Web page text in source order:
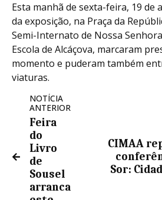
Esta manhã de sexta-feira, 19 de
da exposição, na Praça da
Semi-Internato de Nossa
Escola de Alcáçova, marcaram
momento e puderam também
viaturas.
NOTÍCIA
ANTERIOR
Feira
do
Livro
de
Sousel
arranca
CIMAA
Sor: